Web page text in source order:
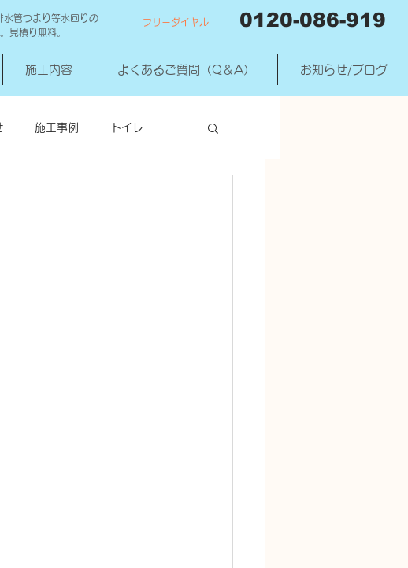
水管つまり等水回りの
見積り無料。
フリーダイヤル 0120-086-919
施工内容 よくあるご質問（Q＆A） お知らせ/ブログ
施工事例 トイレ